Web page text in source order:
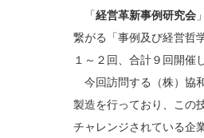
「経営革新事例研究会
繋がる「事例及び経営哲
１～２回、合計９回開催
今回訪問する（株）協
製造を行っており、この
チャレンジされている企